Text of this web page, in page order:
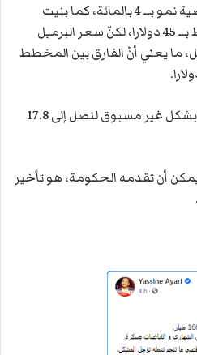
وتأسس قانون المالية على فرضية نمو بــ 4 بالمائة، كما بنيت
الموازنة على سعر برميل النفط بــ 45 دولارا، لكنّ سعر البرميل
للبرميل، ما يعني أنّ الفارق بين المخطط
يذكر أنّ نسبة البطالة ارتفعت بشكل غير مسبوق لتصل إلى 17.8
أن تقدمه الحكومة، هو تأخير